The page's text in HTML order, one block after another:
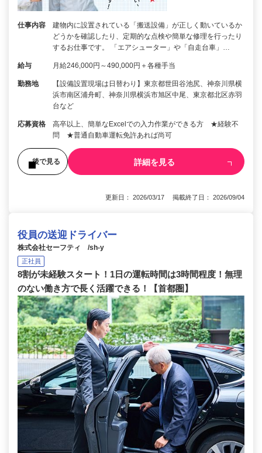
仕事内容
建物内に設置されている「搬送設備」が正しく動いているか
どうかを確認したり、定期的な点検や簡単な修理を行ったり
するお仕事です。 「エアシューター」や「自走台車」…
給与 月給246,000円～490,000円＋各種手当
勤務地
【設備設置現場は日替わり】東京都世田谷池尻、神奈川県横
浜市南区浦舟町、神奈川県横浜市旭区中尾、東京都北区赤羽
台など
応募資格
高卒以上、簡単なExcelでの入力作業ができる方 ★経験不
問 ★普通自動車運転免許あれば尚可
後で見る 詳細を見る
更新日： 2026/03/17 掲載終了日： 2026/09/04
役員の送迎ドライバー
株式会社セーフティ /sh-y
正社員
8割が未経験スタート！1日の運転時間は3時間程度！無理
のない働き方で長く活躍できる！【首都圏】